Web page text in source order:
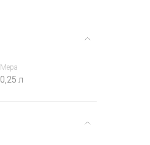
Мера
0,25 л